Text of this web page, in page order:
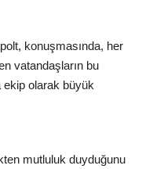
konuşmasında, her
vatandaşların bu
ekip olarak büyük
mutluluk duyduğunu